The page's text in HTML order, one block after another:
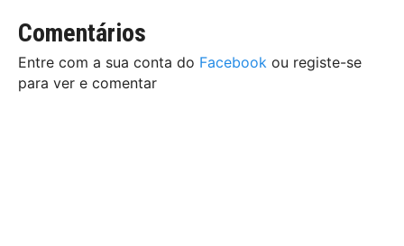
Comentários
Entre com a sua conta do Facebook ou registe-se
para ver e comentar